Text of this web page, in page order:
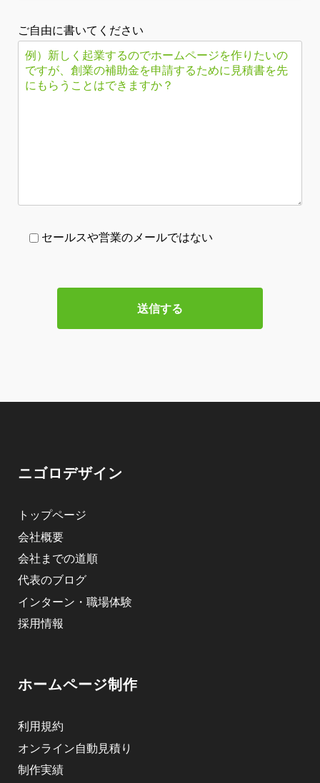
ご自由に書いてください
セールスや営業のメールではない
ニゴロデザイン
トップページ
会社概要
会社までの道順
代表のブログ
インターン・職場体験
採用情報
ホームページ制作
利用規約
オンライン自動見積り
制作実績